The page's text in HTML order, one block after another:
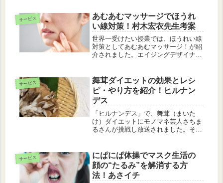
言が印象に残りましたので、紹介しま
す。
サービス
あむあむマッサージでほうれ
い線対策！村木宏衣先生考案
世界一受けたい授業では、ほうれい線
対策としてあむあむマッサージ！が紹
介されました。エイジングデザイナー
解消し、美しいフェイスラインを手に
入れる方法を教えてくれました。
サービス
舞茸ダイエットの効果とレシ
ピ・やり方を紹介！ヒルナン
デス
「ヒルナンデス」で、舞茸（まいた
け）ダイエットにモノマネ芸人さちま
るさんが挑戦し放送されました。そこ
サービス
にぱにぱ体操でマスク生活の
顔の“たるみ”を解消する方
法！あさイチ